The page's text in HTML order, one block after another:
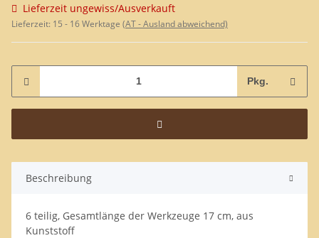
Lieferzeit ungewiss/Ausverkauft
Lieferzeit: 15 - 16 Werktage (AT - Ausland abweichend)
Pkg.
Beschreibung
6 teilig, Gesamtlänge der Werkzeuge 17 cm, aus
Kunststoff